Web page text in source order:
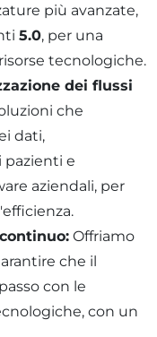
più avanzate,
5.0, per una
tecnologiche.
dei flussi
che
dati,
pazienti e
aziendali, per
Offriamo
che il
con le
con un